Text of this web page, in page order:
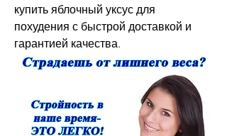
купить яблочный уксус для
похудения с быстрой доставкой и
гарантией качества.